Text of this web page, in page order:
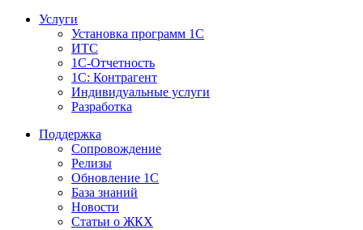
Услуги
Установка программ 1С
ИТС
1С-Отчетность
1С: Контрагент
Индивидуальные услуги
Разработка
Поддержка
Сопровождение
Релизы
Обновление 1С
База знаний
Новости
Статьи о ЖКХ